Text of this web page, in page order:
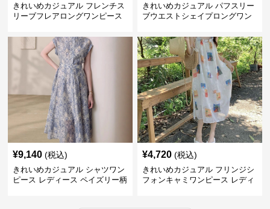
きれいめカジュアル フレンチス
リーブフレアロングワンピース
人ナチュラル ゆったり大きいサ
イズ 夏ワンピ
きれいめカジュアル パフスリー
ブウエストシェイプロングワン
ブルー花柄 レトロ夏ワンピ
¥9,140 (税込)
きれいめカジュアル シャツワン
ピース レディース ペイズリー柄
¥4,720 (税込)
きれいめカジュアル フリンジシ
フォンキャミワンピース レディ